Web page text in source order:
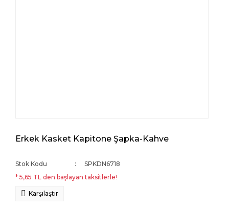
Erkek Kasket Kapitone Şapka-Kahve
Stok Kodu
SPKDN6718
* 5,65 TL den başlayan taksitlerle!
Karşılaştır